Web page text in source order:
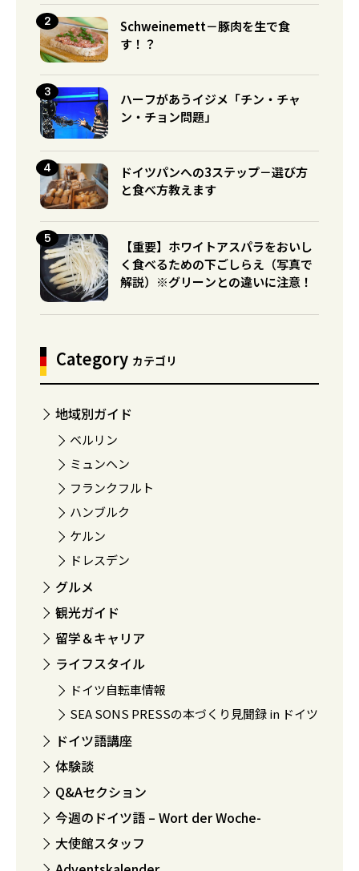
Schweinemett－豚肉を生で食
す！？
ハーフがあうイジメ「チン・チャ
ン・チョン問題」
ドイツパンへの3ステップ－選び方
と食べ方教えます
【重要】ホワイトアスパラをおいし
く食べるための下ごしらえ（写真で
解説）※グリーンとの違いに注意！
Category カテゴリ
地域別ガイド
ベルリン
ミュンヘン
フランクフルト
ハンブルク
ケルン
ドレスデン
グルメ
観光ガイド
留学＆キャリア
ライフスタイル
ドイツ自転車情報
SEA SONS PRESSの本づくり見聞録 in ドイツ
ドイツ語講座
体験談
Q&Aセクション
今週のドイツ語 – Wort der Woche-
大使館スタッフ